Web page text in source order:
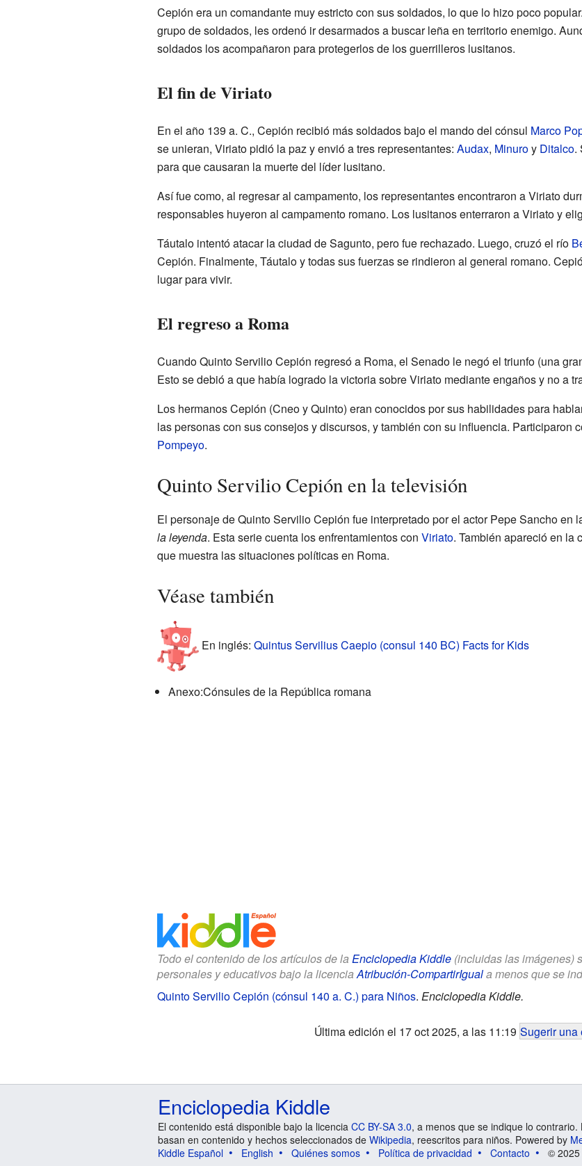
Cepión era un comandante muy estricto con sus soldados, lo que lo hizo poco
grupo de soldados, les ordenó ir desarmados a buscar leña en territorio enemigo.
soldados los acompañaron para protegerlos de los guerrilleros lusitanos.
El fin de Viriato
En el año 139 a. C., Cepión recibió más soldados bajo el mando del cónsul Marco
se unieran, Viriato pidió la paz y envió a tres representantes: Audax, Minuroy Ditalco.
para que causaran la muerte del líder lusitano.
Así fue como, al regresar al campamento, los representantes encontraron a Viriato
responsables huyeron al campamento romano. Los lusitanos enterraron a Viriato y
Táutalo intentó atacar la ciudad de Sagunto, pero fue rechazado. Luego, cruzó el río
Cepión. Finalmente, Táutalo y todas sus fuerzas se rindieron al general romano.
lugar para vivir.
El regreso a Roma
Cuando Quinto Servilio Cepión regresó a Roma, el Senado le negó el triunfo (una
Esto se debió a que había logrado la victoria sobre Viriato mediante engaños y no a
Los hermanos Cepión (Cneo y Quinto) eran conocidos por sus habilidades para
las personas con sus consejos y discursos, y también con su influencia. Participaron
Pompeyo.
Quinto Servilio Cepión en la televisión
El personaje de Quinto Servilio Cepión fue interpretado por el actor Pepe Sancho en
la leyenda. Esta serie cuenta los enfrentamientos con Viriato. También apareció en la
que muestra las situaciones políticas en Roma.
Véase también
En inglés: Quintus Servilius Caepio (consul 140 BC) Facts for Kids
Anexo:Cónsules de la República romana
Todo el contenido de los artículos de la Enciclopedia Kiddle(incluidas las imágenes)
personales y educativos bajo la licenciaAtribución-CompartirIguala menos que se
Quinto Servilio Cepión (cónsul 140 a. C.) para Niños. Enciclopedia Kiddle.
Última edición el 17 oct 2025, a las 11:19 Sugerir una
Enciclopedia Kiddle
El contenido está disponible bajo la licencia CC BY-SA 3.0, a menos que se indique lo
basan en contenido y hechos seleccionados de Wikipedia, reescritos para niños. Powered by
Kiddle Español
English Quiénes somos Política de privacidad Contacto © 2025